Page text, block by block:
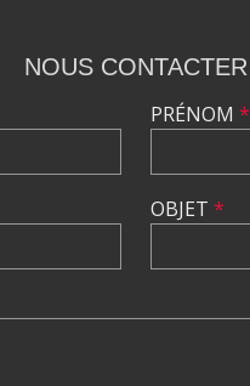
NOUS CONTACTER
PRÉNOM *
OBJET *